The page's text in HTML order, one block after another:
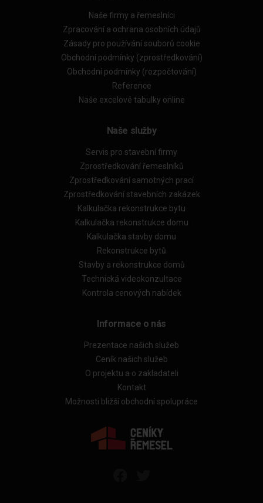
Naše firmy a řemeslníci
Zpracování a ochrana osobních údajů
Zásady pro používání souborů cookie
Obchodní podmínky (zprostředkování)
Obchodní podmínky (rozpočtování)
Reference
Naše excelové tabulky online
Naše služby
Servis pro stavební firmy
Zprostředkování řemeslníků
Zprostředkování samotných prací
Zprostředkování stavebních zakázek
Kalkulačka rekonstrukce bytu
Kalkulačka rekonstrukce domu
Kalkulačka stavby domu
Rekonstrukce bytů
Stavby a rekonstrukce domů
Technická videokonzultace
Kontrola cenových nabídek
Informace o nás
Prezentace našich služeb
Ceník našich služeb
O projektu a o zakladateli
Kontakt
Možnosti bližší obchodní spolupráce